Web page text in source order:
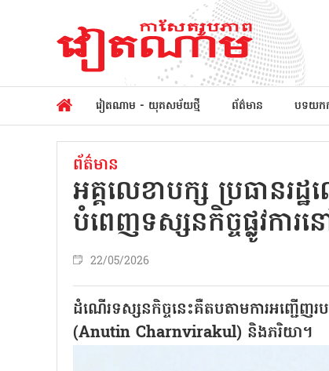
វៀតណាម - យុគសម័យថ្មី ព័ត៌មាន បទយក
ព័ត៌មាន
អគ្គលេខាបក្ស ប្រធាន
បំពេញទស្សនកិច្ចផ្លូវការន
22/05/2026
ដំណើរទស្សនកិច្ចនេះគឺតបតាមការអញ្ជើញ
(Anutin Charnvirakul) និងភរិយា។